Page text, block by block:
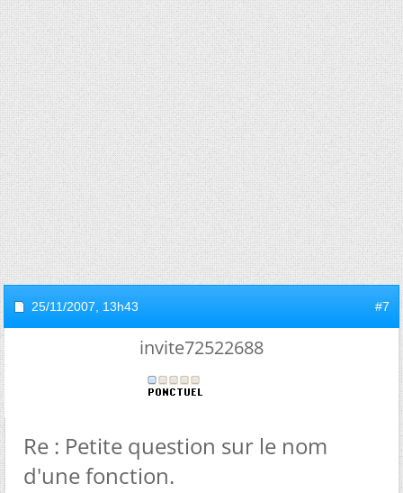
25/11/2007, 13h43 #7
invite72522688
Re : Petite question sur le nom
d'une fonction.